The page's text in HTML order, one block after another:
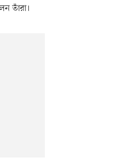
তাঁরা।